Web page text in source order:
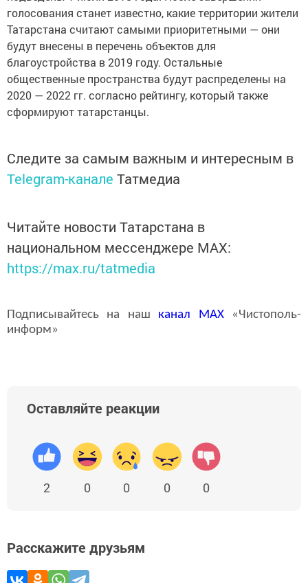
голосования станет известно, какие территории жители
Татарстана считают самыми приоритетными — они
будут внесены в перечень объектов для
благоустройства в 2019 году. Остальные
общественные пространства будут распределены на
2020 — 2022 гг. согласно рейтингу, который также
сформируют татарстанцы.
Следите за самым важным и интересным в
Telegram-канале Татмедиа
Читайте новости Татарстана в
национальном мессенджере MАХ:
https://max.ru/tatmedia
Подписывайтесь на наш канал MAX«Чистополь-
информ»
Оставляйте реакции
2 0 0 0 0
Расскажите друзьям